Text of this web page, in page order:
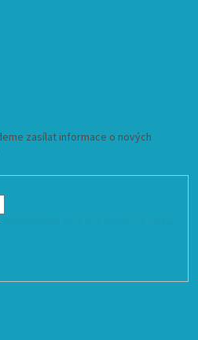
zasílat informace o nových